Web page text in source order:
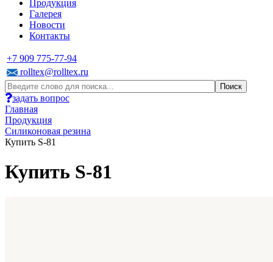
Продукция
Галерея
Новости
Контакты
+7 909 775-77-94
rolltex@rolltex.ru
задать вопрос
Главная
Продукция
Силиконовая резина
Купить S-81
Купить S-81